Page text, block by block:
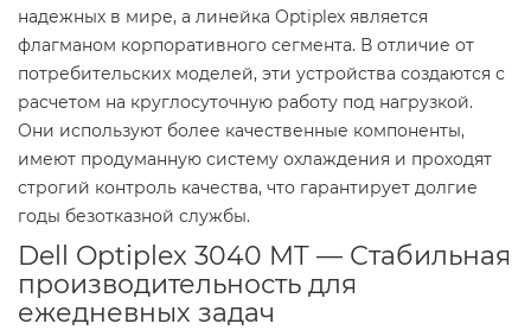
надежных в мире, а линейка Optiplex является
флагманом корпоративного сегмента. В отличие от
потребительских моделей, эти устройства создаются с
расчетом на круглосуточную работу под нагрузкой.
Они используют более качественные компоненты,
имеют продуманную систему охлаждения и проходят
строгий контроль качества, что гарантирует долгие
годы безотказной службы.
Dell Optiplex 3040 MT — Стабильная
производительность для
ежедневных задач